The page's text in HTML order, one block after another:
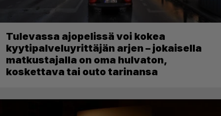
Tulevassa ajopelissä voi kokea
kyytipalveluyrittäjän arjen – jokaisella
matkustajalla on oma hulvaton,
koskettava tai outo tarinansa